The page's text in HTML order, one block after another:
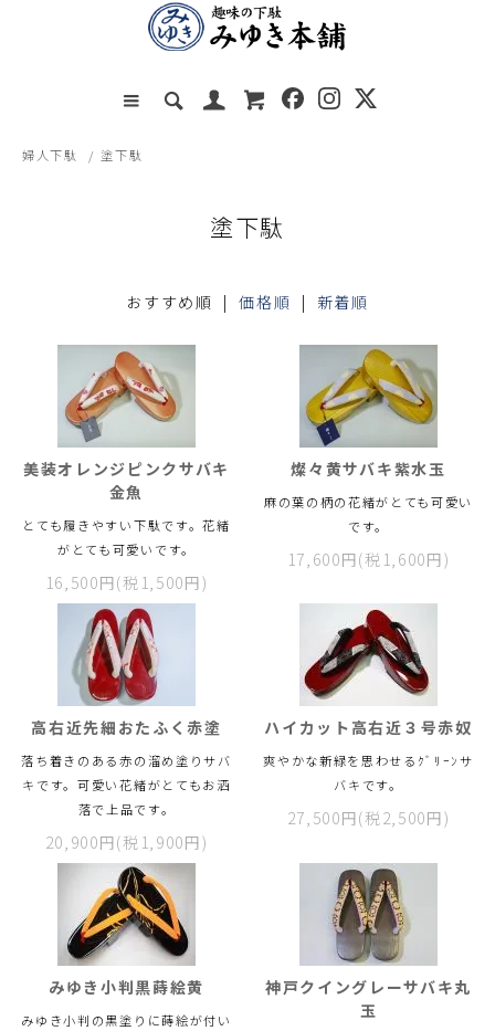
婦人下駄 / 塗下駄
塗下駄
おすすめ順 |価格順 | 新着順
美装オレンジピンクサバキ
金魚
とても履きやすい下駄です。花緒
がとても可愛いです。
16,500円(税1,500円)
燦々黄サバキ紫水玉
麻の葉の柄の花緒がとても可愛い
です。
17,600円(税1,600円)
高右近先細おたふく赤塗
落ち着きのある赤の溜め塗りサバ
キです。可愛い花緒がとてもお洒
落で上品です。
20,900円(税1,900円)
ハイカット高右近３号赤奴
爽やかな新緑を思わせるｸﾞﾘｰﾝサ
バキです。
27,500円(税2,500円)
みゆき小判黒蒔絵黄
みゆき小判の黒塗りに蒔絵が付い
神戸クイングレーサバキ丸
玉